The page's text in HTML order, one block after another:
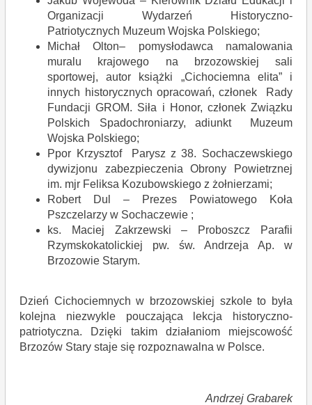
Organizacji Wydarzeń Historyczno-
Patriotycznych Muzeum Wojska Polskiego;
Michał Olton– pomysłodawca namalowania
muralu krajowego na brzozowskiej sali
sportowej, autor książki „Cichociemna elita” i
innych historycznych opracowań, członek Rady
Fundacji GROM. Siła i Honor, członek Związku
Polskich Spadochroniarzy, adiunkt Muzeum
Wojska Polskiego;
Ppor Krzysztof Parysz z 38. Sochaczewskiego
dywizjonu zabezpieczenia Obrony Powietrznej
im. mjr Feliksa Kozubowskiego z żołnierzami;
Robert Dul – Prezes Powiatowego Koła
Pszczelarzy w Sochaczewie ;
ks. Maciej Zakrzewski – Proboszcz Parafii
Rzymskokatolickiej pw. św. Andrzeja Ap. w
Brzozowie Starym.
Dzień Cichociemnych w brzozowskiej szkole to była
kolejna niezwykle pouczająca lekcja historyczno-
patriotyczna. Dzięki takim działaniom miejscowość
Brzozów Stary staje się rozpoznawalna w Polsce.
Andrzej Grabarek